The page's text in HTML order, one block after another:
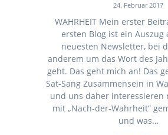
24. Februar 2017
WAHRHEIT Mein erster
ersten Blog ist ein Auszug
neuesten Newsletter, bei
anderem um das Wort des
geht. Das geht mich an! Das
Sat-Sang Zusammensein in
und uns daher interessieren
mit „Nach-der-Wahrheit“
und was…